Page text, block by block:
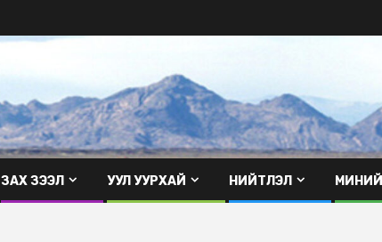
ЗАХ ЗЭЭЛ УУЛ УУРХАЙ НИЙТЛЭЛ